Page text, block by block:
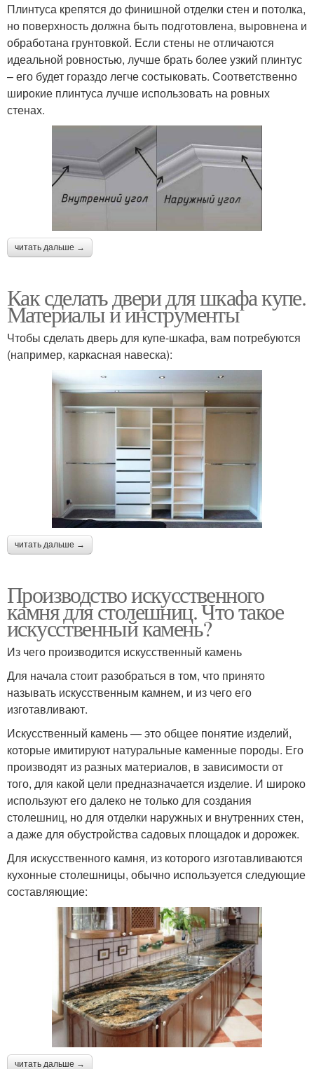
Плинтуса крепятся до финишной отделки стен и потолка,
но поверхность должна быть подготовлена, выровнена и
обработана грунтовкой. Если стены не отличаются
идеальной ровностью, лучше брать более узкий плинтус
– его будет гораздо легче состыковать. Соответственно
широкие плинтуса лучше использовать на ровных
стенах.
читать дальше →
Как сделать двери для шкафа купе.
Материалы и инструменты
Чтобы сделать дверь для купе-шкафа, вам потребуются
(например, каркасная навеска):
читать дальше →
Производство искусственного
камня для столешниц. Что такое
искусственный камень?
Из чего производится искусственный камень
Для начала стоит разобраться в том, что принято
называть искусственным камнем, и из чего его
изготавливают.
Искусственный камень — это общее понятие изделий,
которые имитируют натуральные каменные породы. Его
производят из разных материалов, в зависимости от
того, для какой цели предназначается изделие. И широко
используют его далеко не только для создания
столешниц, но для отделки наружных и внутренних стен,
а даже для обустройства садовых площадок и дорожек.
Для искусственного камня, из которого изготавливаются
кухонные столешницы, обычно используется следующие
составляющие:
читать дальше →